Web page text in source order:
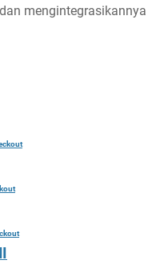
mengintegrasikannya